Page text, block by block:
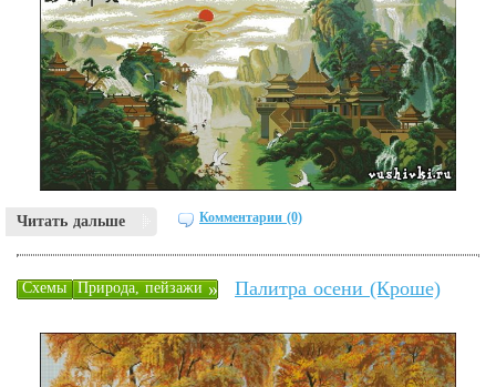
Читать дальше Комментарии (0)
Схемы »
Природа, пейзажи Палитра осени (Кроше)